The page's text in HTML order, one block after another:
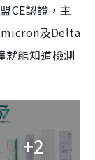
CE認證，主
及Delta
就能知道檢測
+2